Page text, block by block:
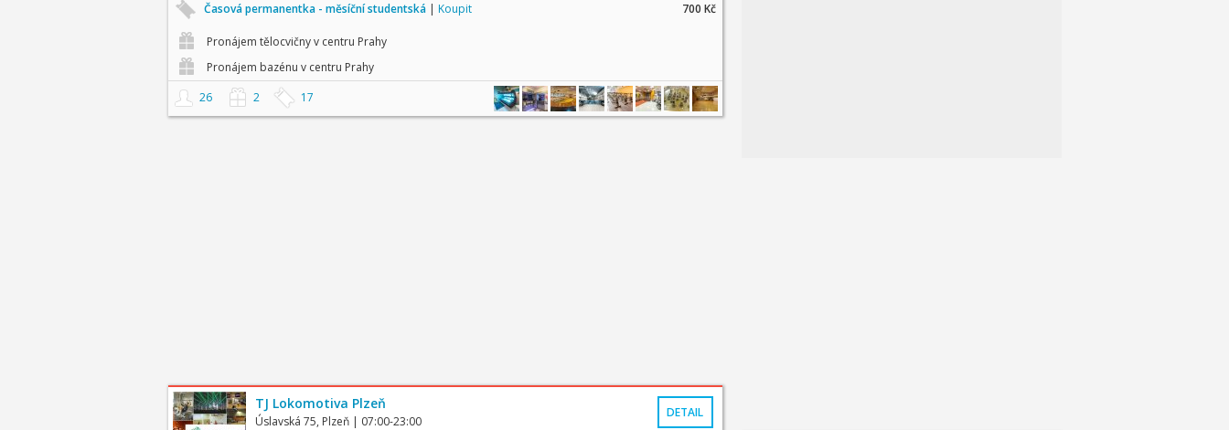
Časová permanentka - měsíční studentská | Koupit 700 Kč
Pronájem tělocvičny v centru Prahy
Pronájem bazénu v centru Prahy
26
2 17
TJ Lokomotiva Plzeň
Úslavská 75, Plzeň | 07:00-23:00
DETAIL